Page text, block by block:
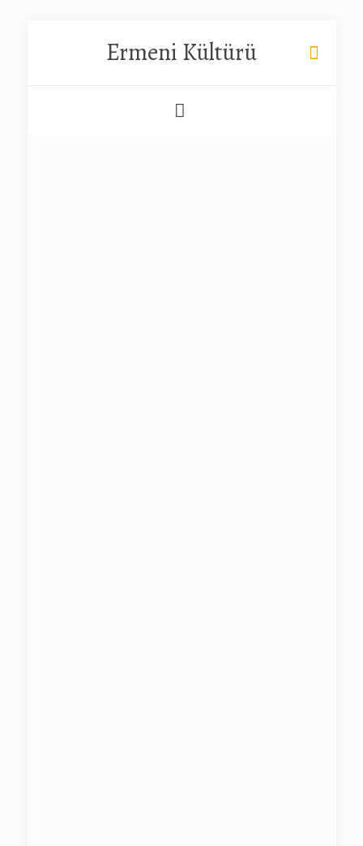
Ermeni Kültürü